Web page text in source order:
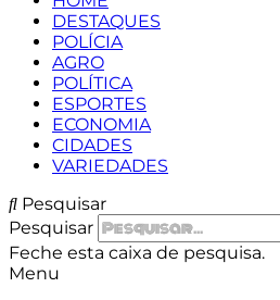
DESTAQUES
POLÍCIA
AGRO
POLÍTICA
ESPORTES
ECONOMIA
CIDADES
VARIEDADES
Pesquisar
Pesquisar
Feche esta caixa de pesquisa.
Menu